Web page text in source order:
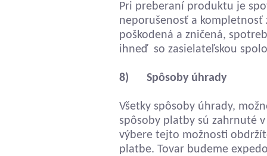
Pri preberaní produktu je
neporušenosť a kompletnosť
poškodená a zničená,
ihneď so zasielateľskou
8) Spôsoby úhrady
Všetky spôsoby úhrady,
spôsoby platby sú zahrnuté
výbere tejto možnosti
platbe. Tovar budeme